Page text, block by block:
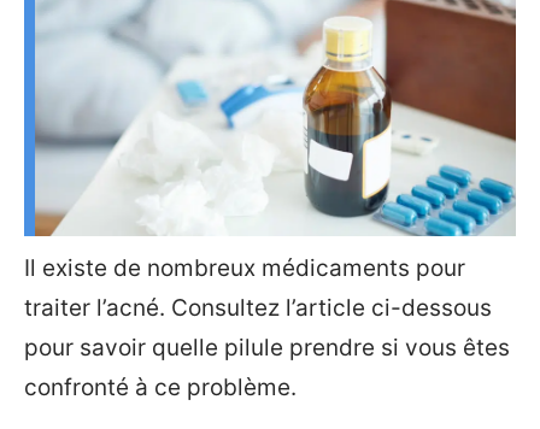
Il existe de nombreux médicaments pour
traiter l’acné. Consultez l’article ci-dessous
pour savoir quelle pilule prendre si vous êtes
confronté à ce problème.